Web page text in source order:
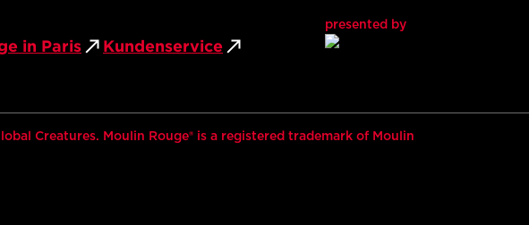
in Paris Kundenservice
presented by
Creatures. Moulin Rouge® is a registered trademark of Moulin